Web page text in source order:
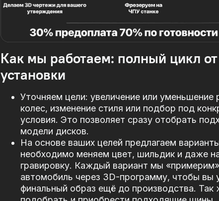
Как мы работаем: полный цикл
установки
Уточняем цели: увеличение или уменьшение
колес, изменение стиля или подбор под
условия. Это позволяет сразу отобрать
модели дисков.
На основе ваших целей предлагаем
необходимо меняем цвет, шильдик и даже
гравировку. Каждый вариант мы
автомобиль через 3D-программу, чтобы вы
финальный образ ещё до производства. Так